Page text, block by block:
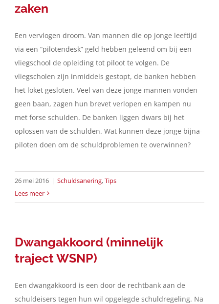
zaken
Een vervlogen droom. Van mannen die op jonge leeftijd
via een “pilotendesk” geld hebben geleend om bij een
vliegschool de opleiding tot piloot te volgen. De
vliegscholen zijn inmiddels gestopt, de banken hebben
het loket gesloten. Veel van deze jonge mannen vonden
geen baan, zagen hun brevet verlopen en kampen nu
met forse schulden. De banken liggen dwars bij het
oplossen van de schulden. Wat kunnen deze jonge bijna-
piloten doen om de schuldproblemen te overwinnen?
26 mei 2016 | Schuldsanering,Tips
Lees meer
Dwangakkoord (minnelijk
traject WSNP)
Een dwangakkoord is een door de rechtbank aan de
schuldeisers tegen hun wil opgelegde schuldregeling. Na